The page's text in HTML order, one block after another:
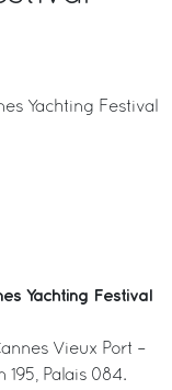
Yachting Festival
Yachting Festival
Vieux Port –
195, Palais 084.